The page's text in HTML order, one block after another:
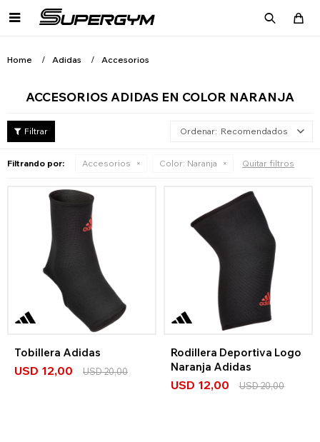

Home Adidas Accesorios
ACCESORIOS ADIDAS EN COLOR NARANJA
Recomendados
Filtrando por: Accesorios Color: Naranja Quitar filtros
Tobillera Adidas
USD 12,00 USD20,00
Rodillera Deportiva Logo
Naranja Adidas
USD 12,00 USD20,00